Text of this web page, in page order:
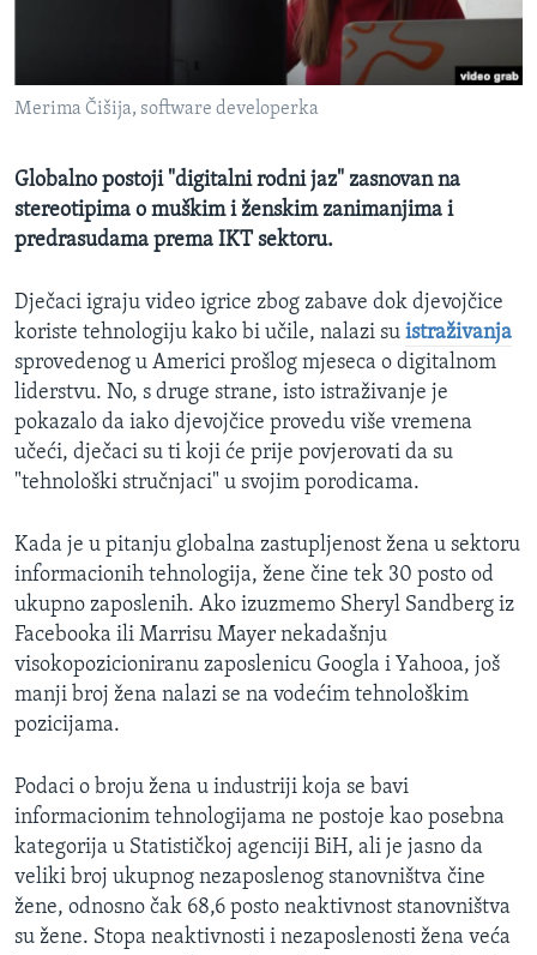
PRATITE NAS
Jezici
Merima Čišija, software developerka
Globalno postoji "digitalni rodni jaz" zasnovan na
stereotipima o muškim i ženskim zanimanjima i
predrasudama prema IKT sektoru.
Dječaci igraju video igrice zbog zabave dok djevojčice
koriste tehnologiju kako bi učile, nalazi su istraživanja
sprovedenog u Americi prošlog mjeseca o digitalnom
liderstvu. No, s druge strane, isto istraživanje je
pokazalo da iako djevojčice provedu više vremena
učeći, dječaci su ti koji će prije povjerovati da su
"tehnološki stručnjaci" u svojim porodicama.
Kada je u pitanju globalna zastupljenost žena u sektoru
informacionih tehnologija, žene čine tek 30 posto od
ukupno zaposlenih. Ako izuzmemo Sheryl Sandberg iz
Facebooka ili Marrisu Mayer nekadašnju
visokopozicioniranu zaposlenicu Googla i Yahooa, još
manji broj žena nalazi se na vodećim tehnološkim
pozicijama.
Podaci o broju žena u industriji koja se bavi
informacionim tehnologijama ne postoje kao posebna
kategorija u Statističkoj agenciji BiH, ali je jasno da
veliki broj ukupnog nezaposlenog stanovništva čine
žene, odnosno čak 68,6 posto neaktivnost stanovništva
su žene. Stopa neaktivnosti i nezaposlenosti žena veća